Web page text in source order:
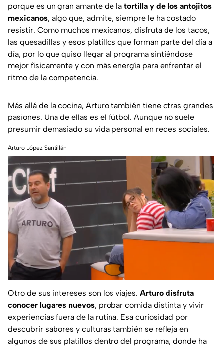
porque es un gran amante de la tortilla y de los antojitos
mexicanos, algo que, admite, siempre le ha costado
resistir. Como muchos mexicanos, disfruta de los tacos,
las quesadillas y esos platillos que forman parte del día a
día, por lo que quiso llegar al programa sintiéndose
mejor físicamente y con más energía para enfrentar el
ritmo de la competencia.
Más allá de la cocina, Arturo también tiene otras grandes
pasiones. Una de ellas es el fútbol. Aunque no suele
presumir demasiado su vida personal en redes sociales.
Arturo López Santillán
Otro de sus intereses son los viajes. Arturo disfruta
conocer lugares nuevos, probar comida distinta y vivir
experiencias fuera de la rutina. Esa curiosidad por
descubrir sabores y culturas también se refleja en
algunos de sus platillos dentro del programa, donde ha